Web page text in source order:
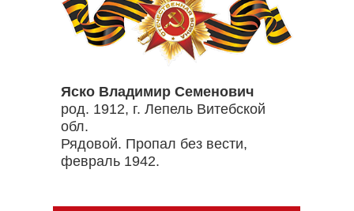
Яско Владимир Семенович
род. 1912, г. Лепель Витебской
обл.
Рядовой. Пропал без вести,
февраль 1942.